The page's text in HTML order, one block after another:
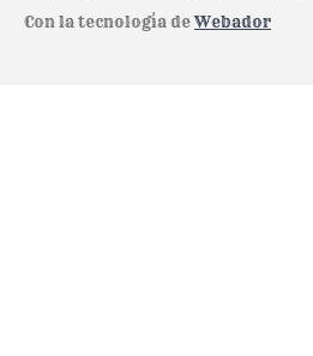
Con la tecnología deWebador